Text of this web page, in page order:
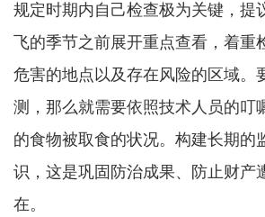
规定时期内自己检查极为关键，提
飞的季节之前展开重点查看，着重
危害的地点以及存在风险的区域。
测，那么就需要依照技术人员的叮
的食物被取食的状况。构建长期的
识，这是巩固防治成果、防止财产
在。